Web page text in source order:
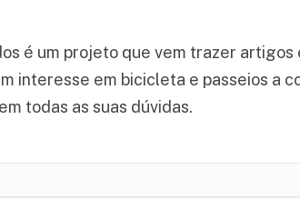
é um projeto que vem trazer artigos
interesse em bicicleta e passeios a
todas as suas dúvidas.